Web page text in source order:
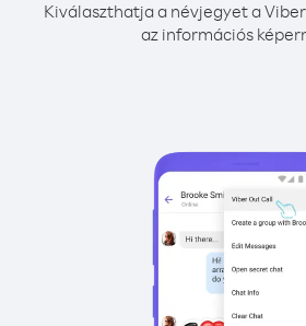
Kiválaszthatja a névjegyet a
az információs